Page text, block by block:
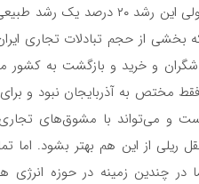
امارات یا افغانستان برسد.
بخشی از حجم تبادلات تجاری
و خرید و بازگشت به کشور
مختص به آذربایجان نبود و
است و می‌تواند با مشوق‌های
ریلی از این هم بهتر بشود. اما
چندین زمینه در حوزه انرژی